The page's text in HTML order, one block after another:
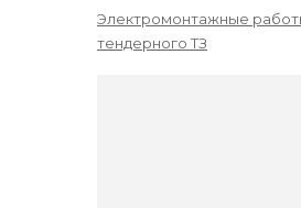
Электромонтажные
тендерного ТЗ